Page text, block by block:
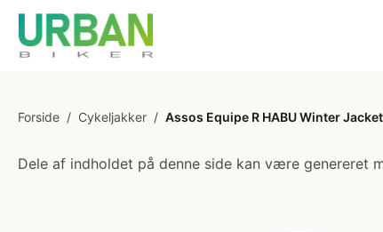
Forside / Cykeljakker / Assos Equipe R HABU Winter
Dele af indholdet på denne side kan være genereret